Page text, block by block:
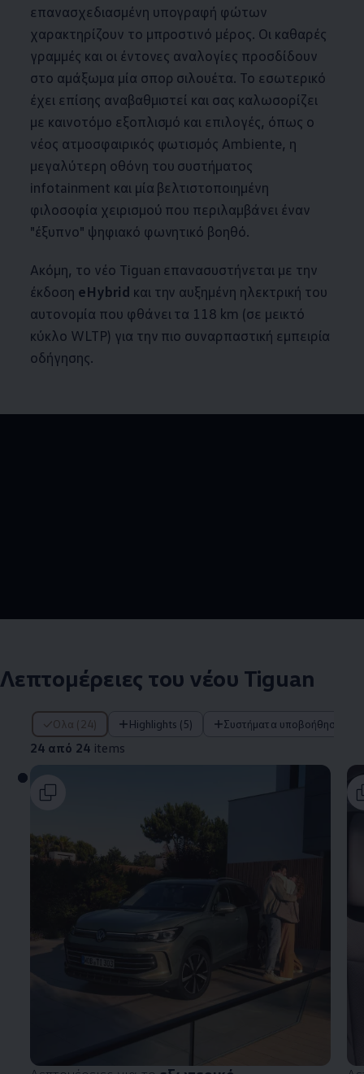
επανασχεδιασμένη υπογραφή φώτων
χαρακτηρίζουν το μπροστινό μέρος. Οι καθαρές
γραμμές και οι έντονες αναλογίες προσδίδουν
στο αμάξωμα μία σπορ σιλουέτα. Το εσωτερικό
έχει επίσης αναβαθμιστεί και σας καλωσορίζει
με καινοτόμο εξοπλισμό και επιλογές, όπως ο
νέος ατμοσφαιρικός φωτισμός Ambiente, η
μεγαλύτερη οθόνη του συστήματος
infotainment και μία βελτιστοποιημένη
φιλοσοφία χειρισμού που περιλαμβάνει έναν
"έξυπνο" ψηφιακό φωνητικό βοηθό.
Ακόμη, το νέο Tiguan επανασυστήνεται με την
έκδοση eHybrid και την αυξημένη ηλεκτρική του
αυτονομία που φθάνει τα 118 km (σε μεικτό
κύκλο WLTP) για την πιο συναρπαστική εμπειρία
οδήγησης.
Λεπτομέρειες του νέου Tiguan
Όλα (24) Highlights (5) Συστήματα υποβοήθησης
24 από 24 items
24 από 24 items